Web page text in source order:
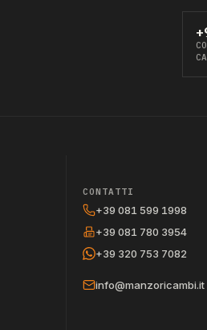
CONTATTI
+39 081 599 1998
+39 081 780 3954
+39 320 753 7082
info@manzoricambi.it